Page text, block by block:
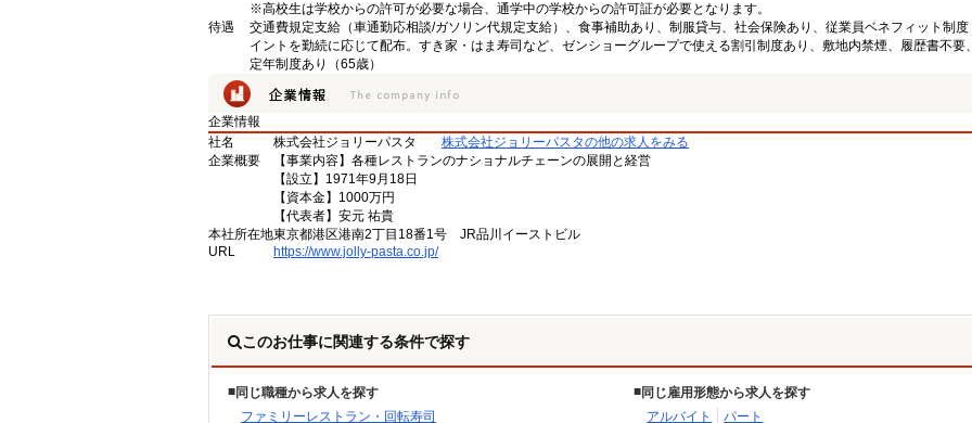
※高校生は学校からの許可が必要な場合、通学中の学校からの許可証が必要となります。
待遇
交通費規定支給（車通勤応相談/ガソリン代規定支給）、食事補助あり、制服貸与、社会保険あり、従業員ベネフィット制
イントを勤続に応じて配布。すき家・はま寿司など、ゼンショーグループで使える割引制度あり、敷地内禁煙、履歴書不要
定年制度あり（65歳）
企業情報
社名
株式会社ジョリーパスタ
株式会社ジョリーパスタの他の求人をみる
企業概要
【事業内容】各種レストランのナショナルチェーンの展開と経営
【設立】1971年9月18日
【資本金】1000万円
【代表者】安元 祐貴
本社所在地東京都港区港南2丁目18番1号 JR品川イーストビル
URL
https://www.jolly-pasta.co.jp/
このお仕事に関連する条件で探す
同じ職種から求人を探す
ファミリーレストラン・回転寿司
同じ雇用形態から求人を探す
アルバイト
パート